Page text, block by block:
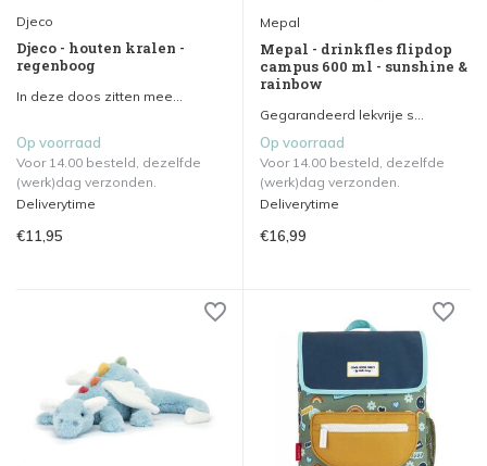
Djeco
Djeco - houten kralen -
regenboog
In deze doos zitten mee...
Op voorraad
Voor 14.00 besteld, dezelfde
(werk)dag verzonden.
Deliverytime
€11,95
Mepal
Mepal - drinkfles flipdop
campus 600 ml - sunshine &
rainbow
Gegarandeerd lekvrije s...
Op voorraad
Voor 14.00 besteld, dezelfde
(werk)dag verzonden.
Deliverytime
€16,99